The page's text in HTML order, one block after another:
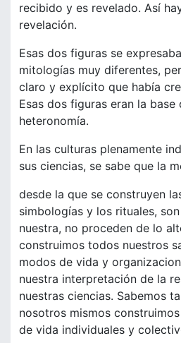
recibido y es revelado. Así
revelación.
Esas dos figuras se
mitologías muy diferentes,
claro y explícito que había
Esas dos figuras eran la
heteronomía.
En las culturas plenamente
sus ciencias, se sabe que la
desde la que se construyen
simbologías y los rituales,
nuestra, no proceden de lo
construimos todos nuestros
modos de vida y
nuestra interpretación de la
nuestras ciencias. Sabemos
nosotros mismos
de vida individuales y